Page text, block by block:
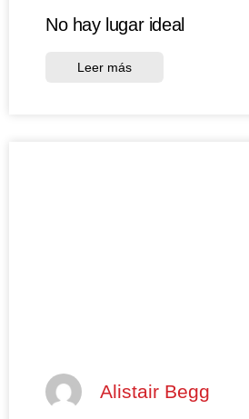
No hay lugar ideal
Leer más
Alistair Begg